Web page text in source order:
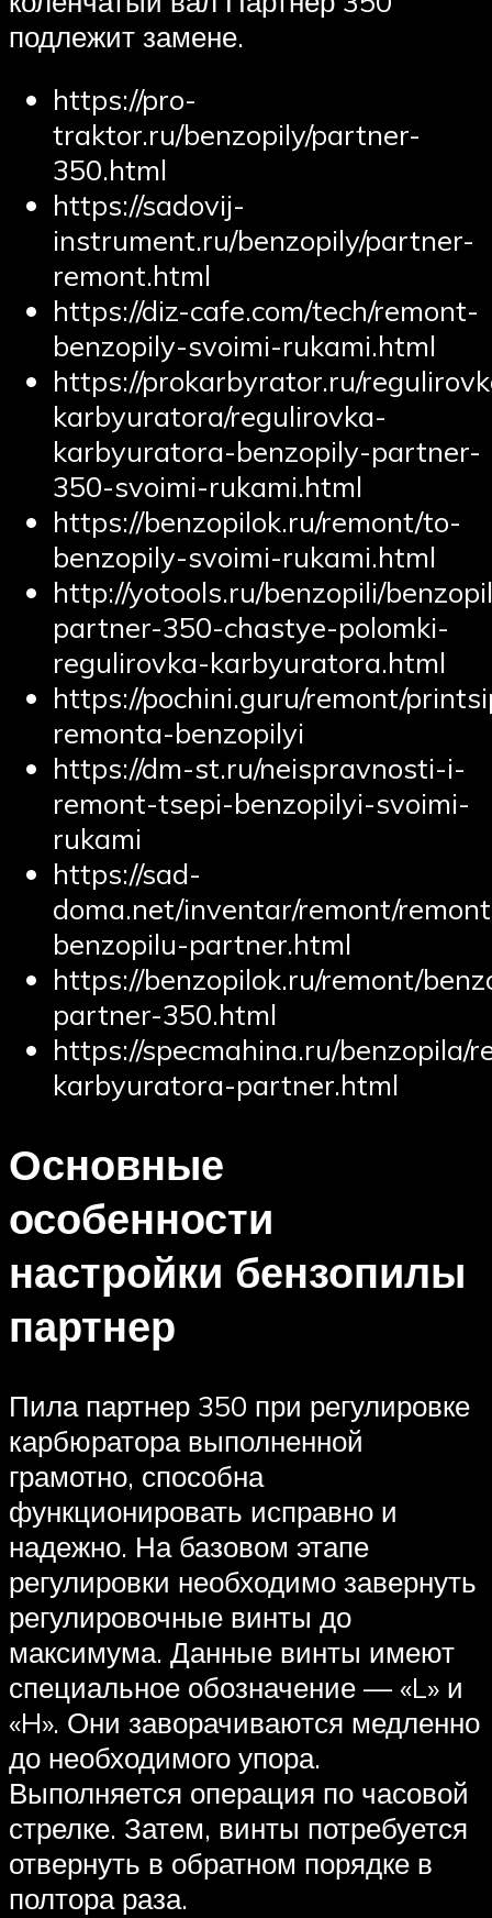
подлежит замене.
https://pro-
traktor.ru/benzopily/partner-
350.html
https://sadovij-
instrument.ru/benzopily/partner-
remont.html
https://diz-cafe.com/tech/remont-
benzopily-svoimi-rukami.html
https://prokarbyrator.ru/
karbyuratora/regulirovka-
karbyuratora-benzopily-partner-
350-svoimi-rukami.html
https://benzopilok.ru/remont/to-
benzopily-svoimi-rukami.html
http://yotools.ru/benzopili/
partner-350-chastye-polomki-
regulirovka-karbyuratora.html
https://pochini.guru/remont/
remonta-benzopilyi
https://dm-st.ru/neispravnosti-i-
remont-tsepi-benzopilyi-svoimi-
rukami
https://sad-
doma.net/inventar/remont/
benzopilu-partner.html
https://benzopilok.ru/remont/
partner-350.html
https://specmahina.ru/benzopila/
karbyuratora-partner.html
Основные
особенности
настройки бензопилы
партнер
Пила партнер 350 при регулировке
карбюратора выполненной
грамотно, способна
функционировать исправно и
надежно. На базовом этапе
регулировки необходимо завернуть
регулировочные винты до
максимума. Данные винты имеют
специальное обозначение — «L» и
«H». Они заворачиваются медленно
до необходимого упора.
Выполняется операция по часовой
стрелке. Затем, винты потребуется
отвернуть в обратном порядке в
полтора раза.